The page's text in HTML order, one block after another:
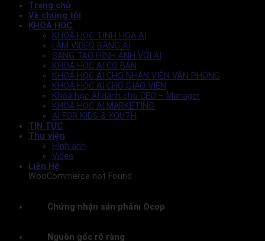
Trang chủ
Về chúng tôi
KHOÁ HỌC
KHOÁ HỌC TINH HOA AI
LÀM VIDEO BẰNG AI
SÁNG TẠO HÌNH ẢNH VỚI AI
KHOÁ HỌC AI CƠ BẢN
KHOÁ HỌC AI CHO NHÂN VIÊN VĂN PHÒNG
KHOÁ HỌC AI CHO GIÁO VIÊN
Khóa học AI dành cho CEO – Manager
KHOÁ HỌC AI MARKETING
AI FOR KIDS & YOUTH
TIN TỨC
Thư viện
Hình ảnh
Video
Liên Hệ
WooCommerce not Found
Chứng nhận sản phẩm Ocop
Nguồn gốc rõ ràng